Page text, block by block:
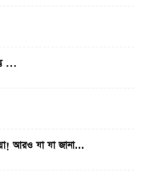
…
আরও যা যা জানা...